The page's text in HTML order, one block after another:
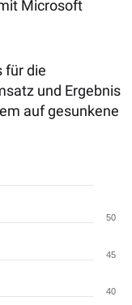
Microsoft
für die
und Ergebnis
auf gesunkene
40
45
50